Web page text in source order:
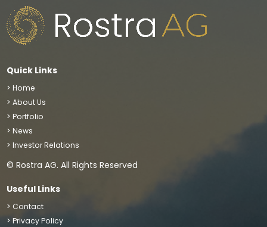
Quick Links
> Home
> About Us
> Portfolio
> News
> Investor Relations
© Rostra AG. All Rights Reserved
Useful Links
> Contact
> Privacy Policy